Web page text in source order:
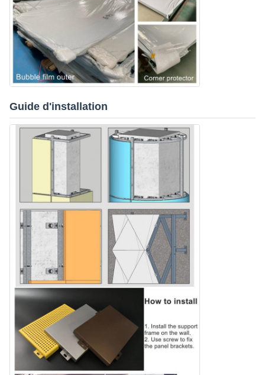
Guide d'installation